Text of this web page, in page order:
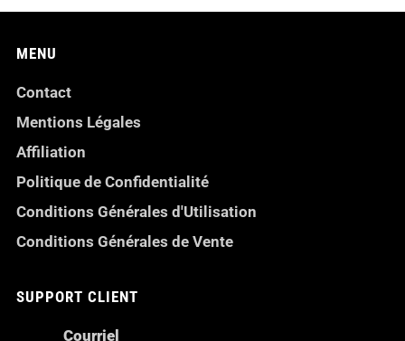
MENU
Contact
Mentions Légales
Affiliation
Politique de Confidentialité
Conditions Générales d'Utilisation
Conditions Générales de Vente
SUPPORT CLIENT
Courriel